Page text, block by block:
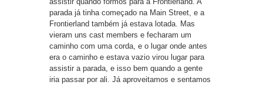
parada já tinha começado na Main Street, e a
Frontierland também já estava lotada. Mas
vieram uns cast members e fecharam um
caminho com uma corda, e o lugar onde antes
era o caminho e estava vazio virou lugar para
assistir a parada, e isso bem quando a gente
iria passar por ali. Já aproveitamos e sentamos